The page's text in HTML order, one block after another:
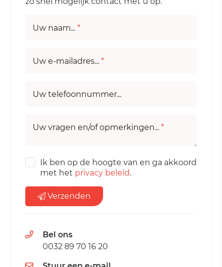
Uw naam... *
Uw e-mailadres... *
Uw telefoonnummer...
Uw vragen en/of opmerkingen... *
Ik ben op de hoogte van en ga akkoord
met het privacy beleid.
Verzenden
Bel ons
0032 89 70 16 20